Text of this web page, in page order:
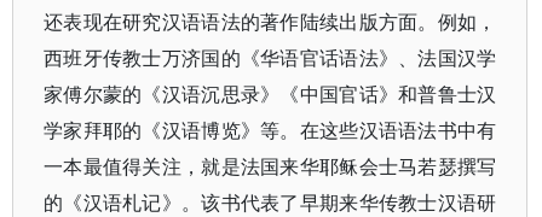
还表现在研究汉语语法的著作陆续出版方面。例如，
西班牙传教士万济国的《华语官话语法》、法国汉学
家傅尔蒙的《汉语沉思录》《中国官话》和普鲁士汉
学家拜耶的《汉语博览》等。在这些汉语语法书中有
一本最值得关注，就是法国来华耶稣会士马若瑟撰写
的《汉语札记》。该书代表了早期来华传教士汉语研